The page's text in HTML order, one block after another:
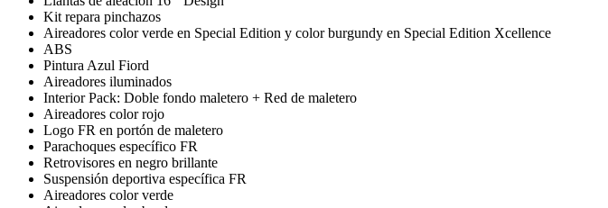
Kit repara pinchazos
Aireadores color verde en Special Edition y color burgundy en Special Edition Xcellence
ABS
Pintura Azul Fiord
Aireadores iluminados
Interior Pack: Doble fondo maletero + Red de maletero
Aireadores color rojo
Logo FR en portón de maletero
Parachoques específico FR
Retrovisores en negro brillante
Suspensión deportiva específica FR
Aireadores color verde